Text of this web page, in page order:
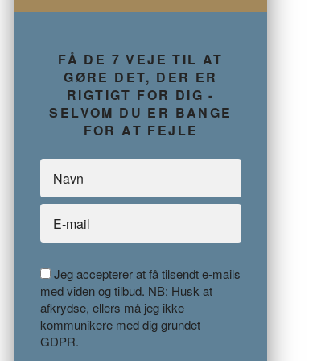
FÅ DE 7 VEJE TIL AT
GØRE DET, DER ER
RIGTIGT FOR DIG -
SELVOM DU ER BANGE
FOR AT FEJLE
Jeg accepterer at få tilsendt e-mails
med viden og tilbud. NB: Husk at
afkrydse, ellers må jeg ikke
kommunikere med dig grundet
GDPR.